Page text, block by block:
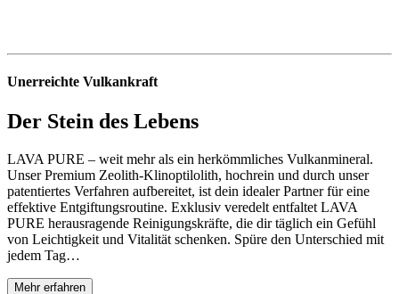
Unerreichte Vulkankraft
Der Stein des Lebens
LAVA PURE – weit mehr als ein herkömmliches Vulkanmineral.
Unser Premium Zeolith-Klinoptilolith, hochrein und durch unser
patentiertes Verfahren aufbereitet, ist dein idealer Partner für eine
effektive Entgiftungsroutine. Exklusiv veredelt entfaltet LAVA
PURE herausragende Reinigungskräfte, die dir täglich ein Gefühl
von Leichtigkeit und Vitalität schenken. Spüre den Unterschied mit
jedem Tag…